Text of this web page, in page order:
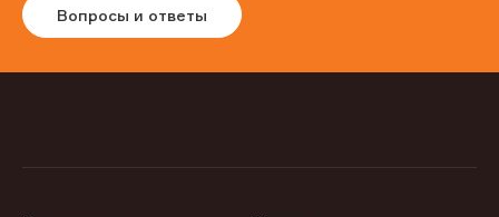
Вопросы и ответы